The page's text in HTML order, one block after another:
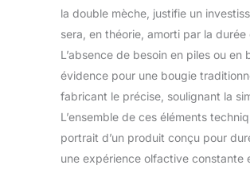
la double mèche, justifie un
sera, en théorie, amorti par la durée
L’absence de besoin en piles ou en
évidence pour une bougie
fabricant le précise, soulignant la
L’ensemble de ces éléments
portrait d’un produit conçu pour
une expérience olfactive constante